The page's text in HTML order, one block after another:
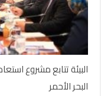
البيئة تتابع مشروع
البحر الأحمر